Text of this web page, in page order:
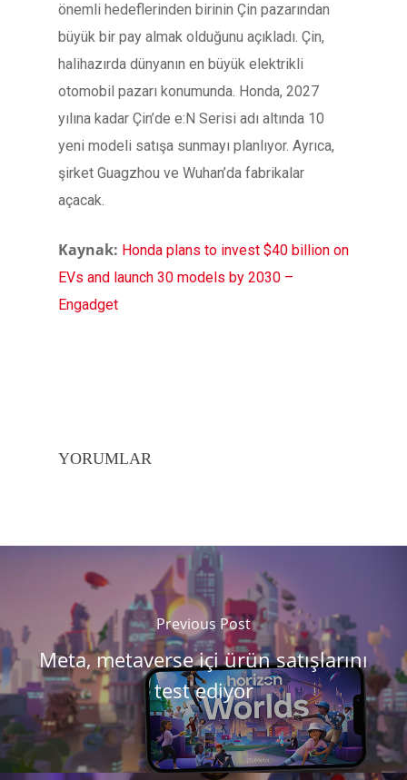
önemli hedeflerinden birinin Çin pazarından
büyük bir pay almak olduğunu açıkladı. Çin,
halihazırda dünyanın en büyük elektrikli
otomobil pazarı konumunda. Honda, 2027
yılına kadar Çin’de e:N Serisi adı altında 10
yeni modeli satışa sunmayı planlıyor. Ayrıca,
şirket Guagzhou ve Wuhan’da fabrikalar
açacak.
Kaynak: Honda plans to invest $40 billion on
EVs and launch 30 models by 2030 –
Engadget
YORUMLAR
Previous Post
Meta, metaverse içi ürün satışlarını
test ediyor